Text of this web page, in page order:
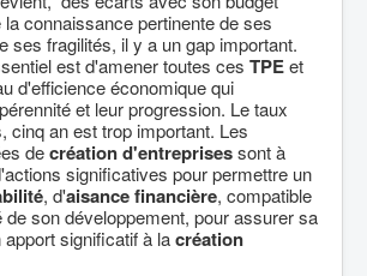
connaissance pertinente de ses
ses fragilités, il y a un gap important.
est d'amener toutes ces TPEet
d'efficience économique qui
et leur progression. Le taux
cinq an est trop important. Les
decréation d'entreprisessont à
significatives pour permettre un
, d'aisance financière, compatible
son développement, pour assurer sa
apport significatif à lacréation